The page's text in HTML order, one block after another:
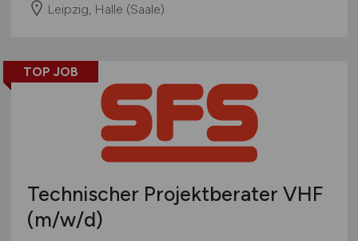
Leipzig, Halle (Saale)
TOP JOB
Technischer Projektberater VHF
(m/w/d)